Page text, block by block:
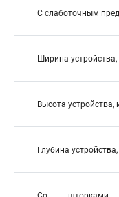
С слаботочным
Ширина
Высота устройства,
Глубина